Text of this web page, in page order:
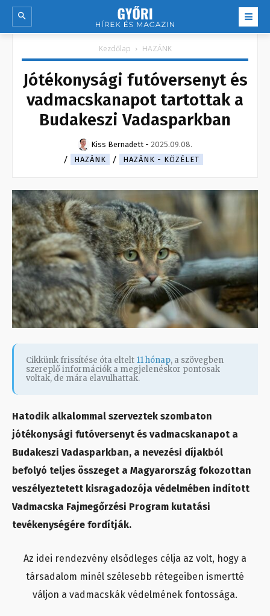
Kezdőlap HAZÁNK
Jótékonysági futóversenyt és
vadmacskanapot tartottak a
Budakeszi Vadasparkban
Kiss Bernadett - 2025.09.08.
HAZÁNK
HAZÁNK - KÖZÉLET
Cikkünk frissítése óta eltelt 11 hónap, a szövegben
szereplő információk a megjelenéskor pontosak
voltak, de mára elavulhattak.
Hatodik alkalommal szerveztek szombaton
jótékonysági futóversenyt és vadmacskanapot a
Budakeszi Vadasparkban, a nevezési díjakból
befolyó teljes összeget a Magyarország fokozottan
veszélyeztetett kisragadozója védelmében indított
Vadmacska Fajmegőrzési Program kutatási
tevékenységére fordítják.
Az idei rendezvény elsődleges célja az volt, hogy a
társadalom minél szélesebb rétegeiben ismertté
váljon a vadmacskák védelmének fontossága.